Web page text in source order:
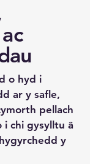
o hyd i
ar y safle,
pellach
i chi gysylltu â
y